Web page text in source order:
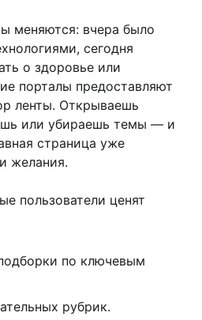
меняются: вчера было
сегодня
о здоровье или
порталы предоставляют
ленты. Открываешь
или убираешь темы — и
страница уже
желания.
пользователи ценят
по ключевым
рубрик.